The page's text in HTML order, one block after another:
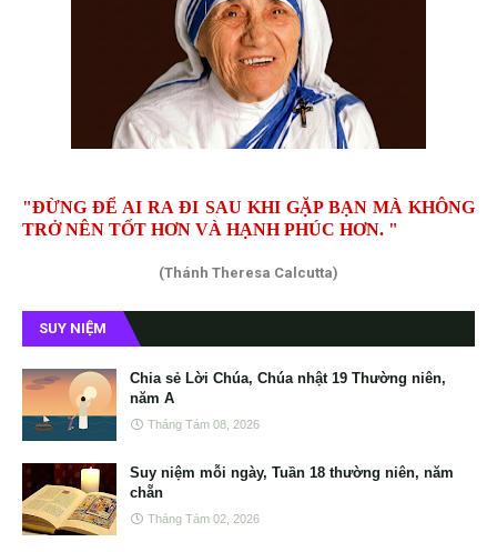
"ĐỪNG ĐỂ AI RA ĐI SAU KHI GẶP BẠN MÀ KHÔNG
TRỞ NÊN TỐT HƠN VÀ HẠNH PHÚC HƠN. "
(Thánh Theresa Calcutta)
SUY NIỆM
Chia sẻ Lời Chúa, Chúa nhật 19 Thường niên,
năm A
Tháng Tám 08, 2026
Suy niệm mỗi ngày, Tuần 18 thường niên, năm
chẵn
Tháng Tám 02, 2026